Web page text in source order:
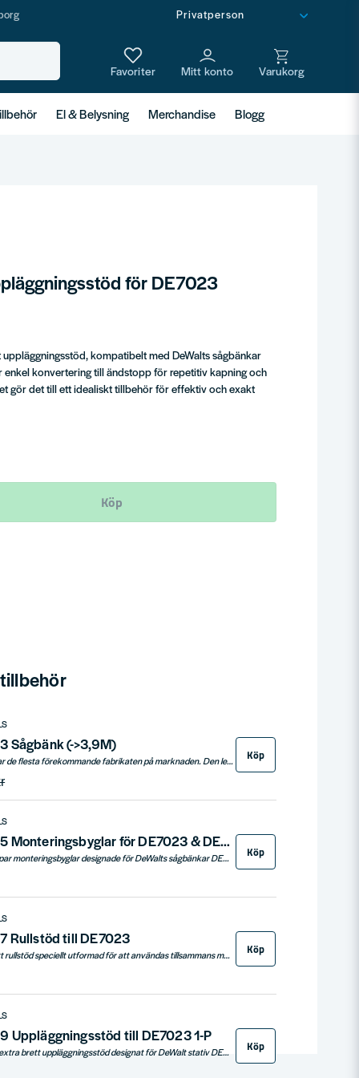
El & Belysning Merchandise Blogg
för DE7023
kompatibelt med DeWalts sågbänkar
konvertering till ändstopp för repetitiv kapning och
gör det till ett idealiskt tillbehör för effektiv och exakt
Köp
Sågbänk (->3,9M)
Dewalts sågbänk passar de flesta förekommande fabrikaten på marknaden. Den levereras med ett antal distanser och skruvar och skulle inte någon av dessa passa för att få din såg kompatibel med bänken så räcker det garanterat att bara skaffa nya skruvar i rätt storlek så är problemet ur världen! Köp
DeWalt DE7025 Monteringsbyglar för DE7023 & DE7033
DeWalt DE7025 är ett par monteringsbyglar designade för DeWalts sågbänkar DE7023 & DE7033. Dessa byglar underlättar snabb och enkel montering av kap-/gersågar på stativet, vilket ökar effektiviteten och flexibiliteten i arbetsflödet. Levereras parvis för bekväm användning. Köp
Rullstöd till DE7023
DEWALT DE7027 är ett rullstöd speciellt utformad för att användas tillsammans med DE7023 sågstativ. Den ger extra stöd och stabilitet vid hantering av stora arbetsstycken. Köp
Uppläggningsstöd till DE7023 1-P
DeWalt DE7029 är ett extra brett uppläggningsstöd designat för DeWalt stativ DE7023. Detta robusta stöd ger extra stöd för stora och breda arbetsstycken. Levereras med 1 st uppläggningsstöd per förpackning. Köp